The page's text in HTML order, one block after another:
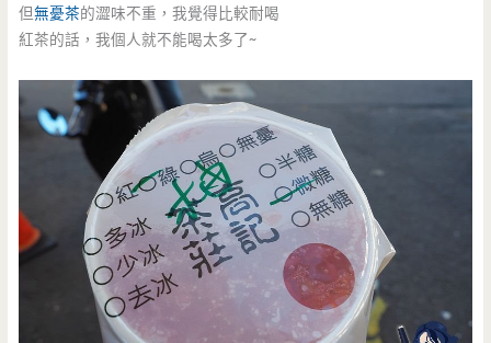
但無憂茶的澀味不重，我覺得比較耐喝
紅茶的話，我個人就不能喝太多了~